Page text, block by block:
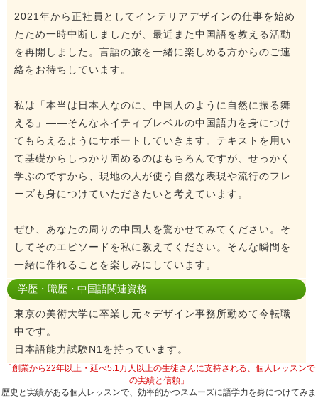
2021年から正社員としてインテリアデザインの仕事を始め
たため一時中断しましたが、最近また中国語を教える活動
を再開しました。言語の旅を一緒に楽しめる方からのご連
絡をお待ちしています。
私は「本当は日本人なのに、中国人のように自然に振る舞
える」――そんなネイティブレベルの中国語力を身につけ
てもらえるようにサポートしていきます。テキストを用い
て基礎からしっかり固めるのはもちろんですが、せっかく
学ぶのですから、現地の人が使う自然な表現や流行のフレ
ーズも身につけていただきたいと考えています。
ぜひ、あなたの周りの中国人を驚かせてみてください。そ
してそのエピソードを私に教えてください。そんな瞬間を
一緒に作れることを楽しみにしています。
学歴・職歴・中国語関連資格
東京の美術大学に卒業し元々デザイン事務所勤めて今転職
中です。
日本語能力試験N1を持っています。
「創業から22年以上・延べ5.1万人以上の生徒さんに支持される、個人レッスンで
の実績と信頼」
歴史と実績がある個人レッスンで、効率的かつスムーズに語学力を身につけてみま